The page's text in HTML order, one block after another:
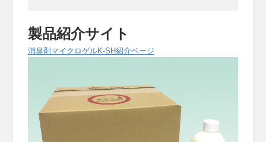
製品紹介サイト
消臭剤マイクロゲルK-SH紹介ページ